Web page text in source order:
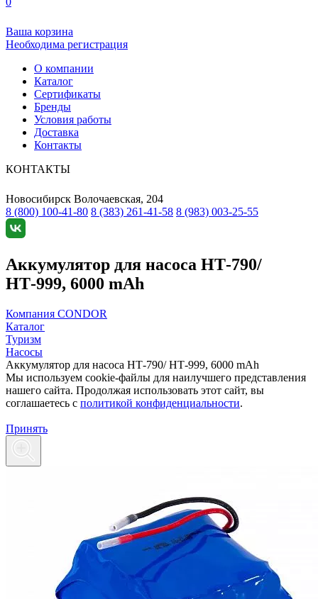
Ваша корзина
Необходима регистрация
О компании
Каталог
Сертификаты
Бренды
Условия работы
Доставка
Контакты
КОНТАКТЫ
Новосибирск Волочаевская, 204
8 (800) 100-41-80 8 (383) 261-41-58 8 (983) 003-25-55
Аккумулятор для насоса НТ-790/
НТ-999, 6000 mAh
Компания CONDOR
Каталог
Туризм
Насосы
Аккумулятор для насоса НТ-790/ НТ-999, 6000 mAh
Мы используем cookie-файлы для наилучшего представления
нашего сайта. Продолжая использовать этот сайт, вы
соглашаетесь c политикой конфиденциальности.
Принять